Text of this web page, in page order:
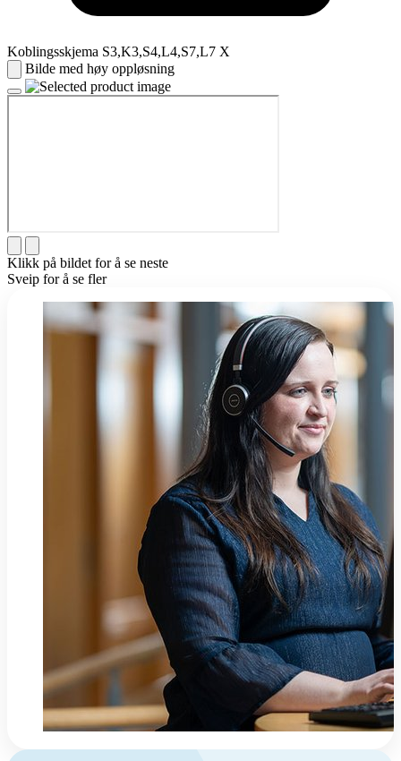
Koblingsskjema S3,K3,S4,L4,S7,L7 X
Bilde med høy oppløsning
Klikk på bildet for å se neste
Sveip for å se fler